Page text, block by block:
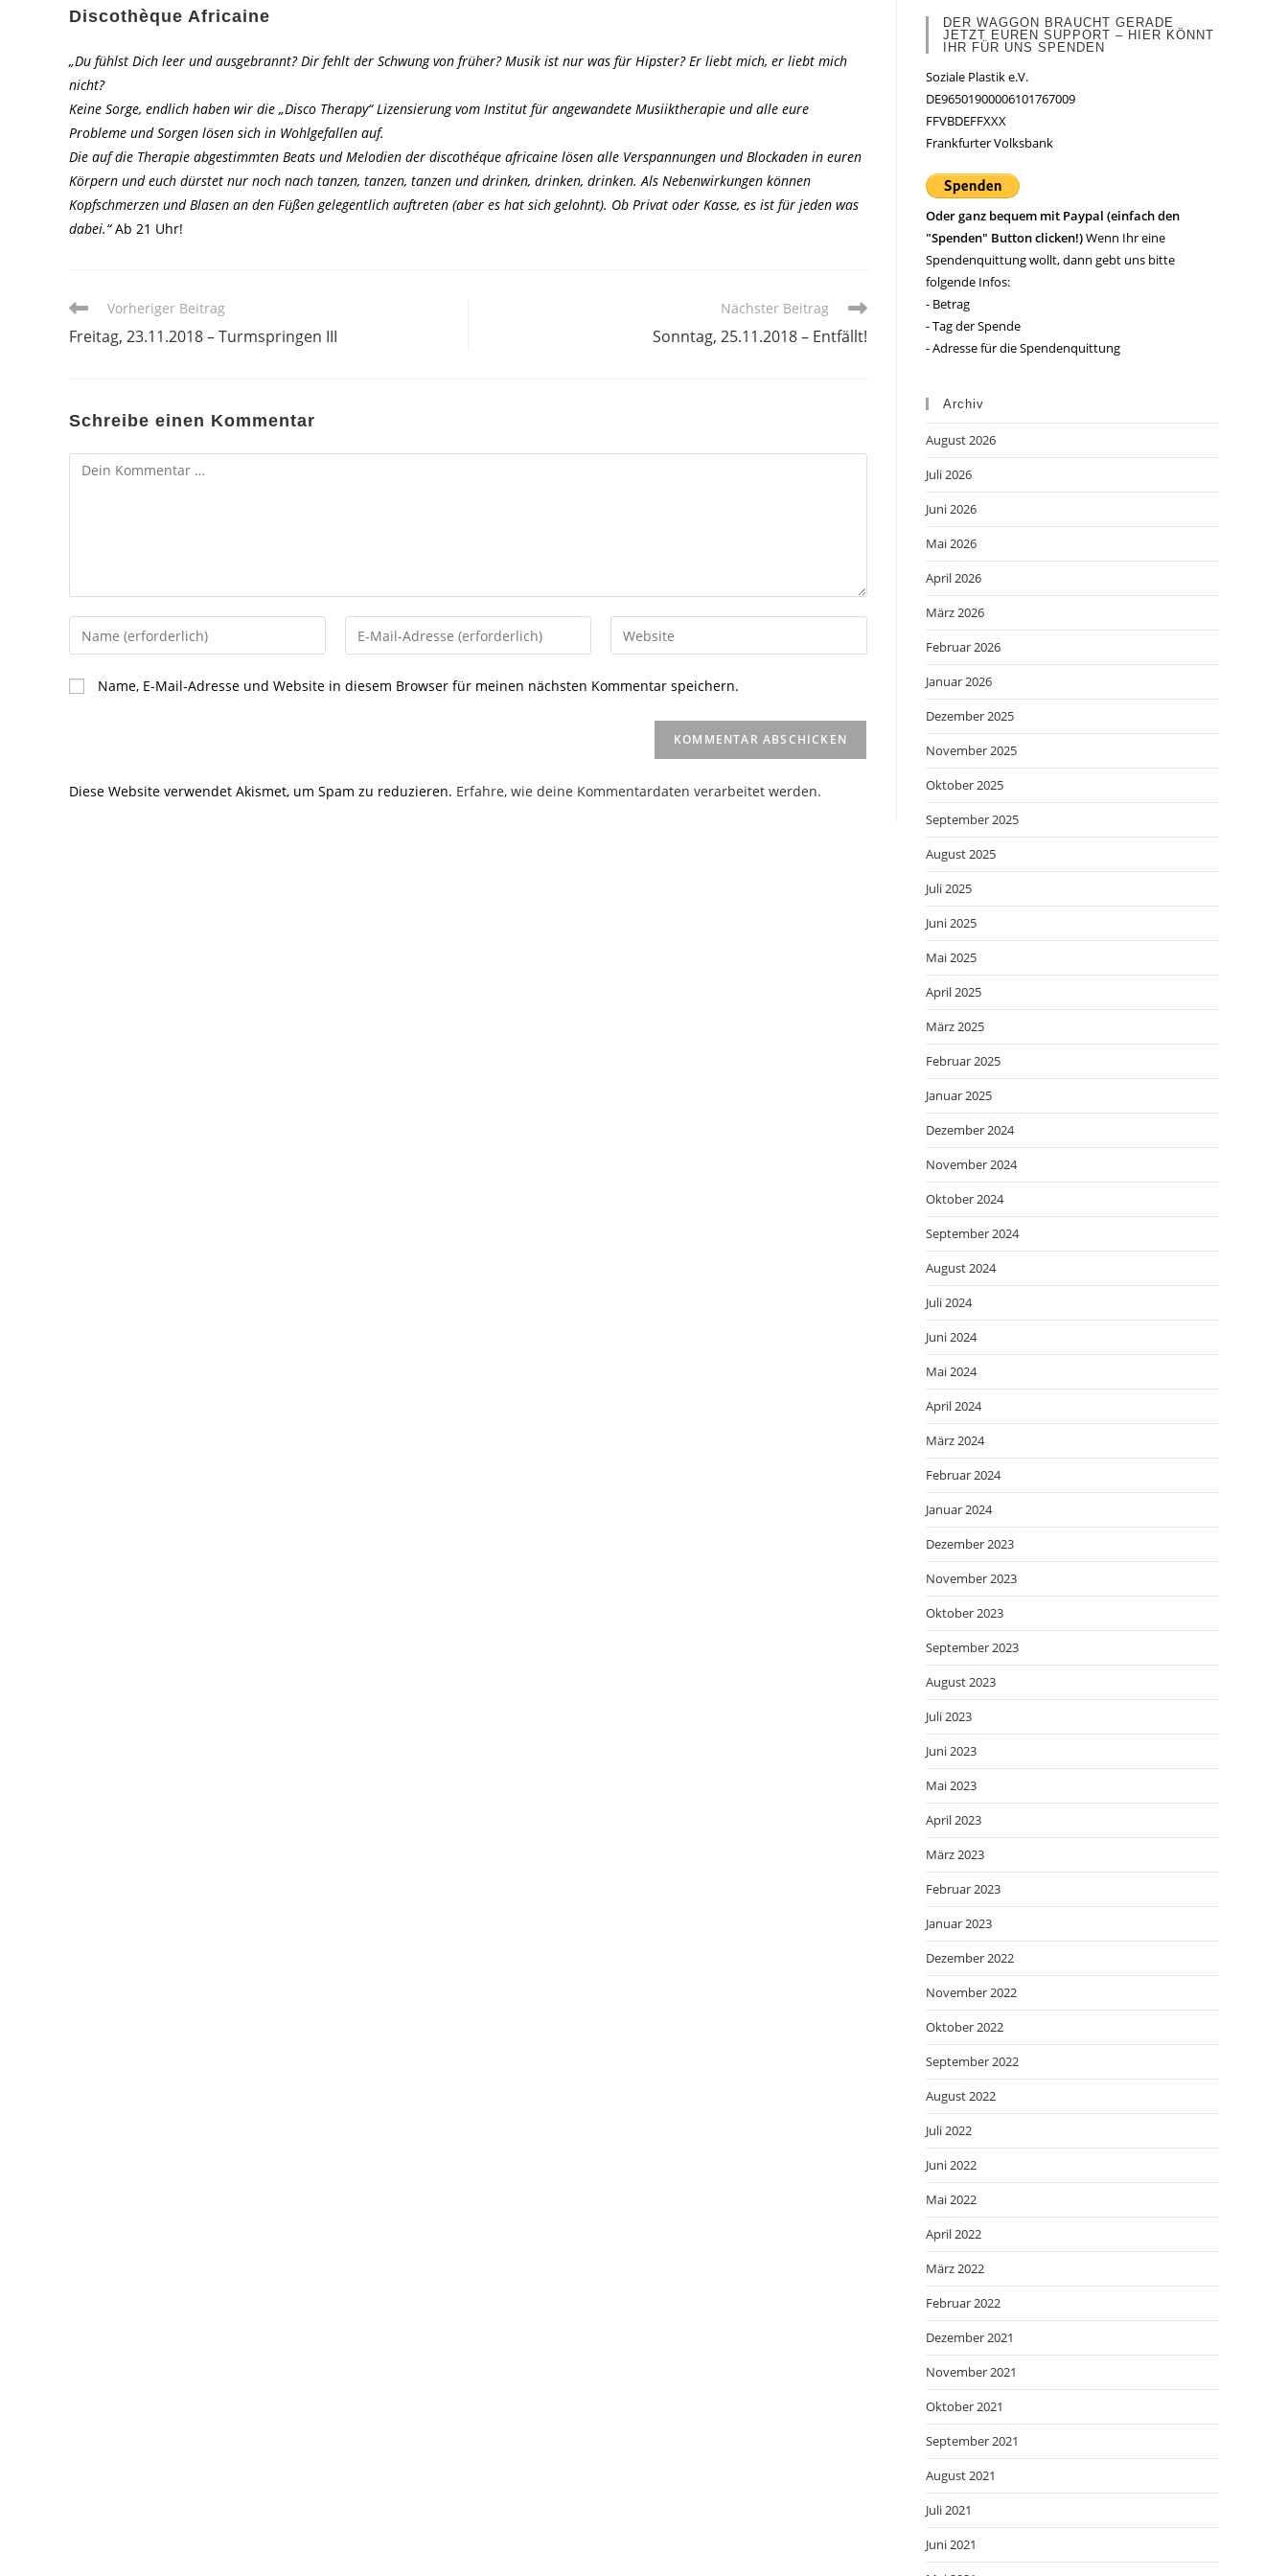
Discothèque Africaine
„Du fühlst Dich leer und ausgebrannt? Dir fehlt der Schwung von früher? Musik ist nur was für Hipster? Er liebt mich, er liebt mich
nicht?
Keine Sorge, endlich haben wir die „Disco Therapy“ Lizensierung vom Institut für angewandete Musiiktherapie und alle eure
Probleme und Sorgen lösen sich in Wohlgefallen auf.
Die auf die Therapie abgestimmten Beats und Melodien der discothéque africaine lösen alle Verspannungen und Blockaden in euren
Körpern und euch dürstet nur noch nach tanzen, tanzen, tanzen und drinken, drinken, drinken. Als Nebenwirkungen können
Kopfschmerzen und Blasen an den Füßen gelegentlich auftreten (aber es hat sich gelohnt). Ob Privat oder Kasse, es ist für jeden was
dabei.“Ab 21 Uhr!
Weitere
ansehen
Vorheriger Beitrag
Freitag, 23.11.2018 – Turmspringen III
Nächster Beitrag
Sonntag, 25.11.2018 – Entfällt!
Schreibe einen Kommentar
Kommentar
Gib
deinen
Namen
oder
ein
Gib
deine
ein
Gib
deine
Name, E-Mail-Adresse und Website in diesem Browser für meinen nächsten Kommentar speichern.
Diese Website verwendet Akismet, um Spam zu reduzieren. Erfahre, wie deine Kommentardaten verarbeitet werden.
DER WAGGON BRAUCHT GERADE
JETZT EUREN SUPPORT – HIER KÖNNT
IHR FÜR UNS SPENDEN
Soziale Plastik e.V.
DE96501900006101767009
FFVBDEFFXXX
Frankfurter Volksbank
Oder ganz bequem mit Paypal (einfach den
"Spenden" Button clicken!)Wenn Ihr eine
Spendenquittung wollt, dann gebt uns bitte
folgende Infos:
- Betrag
- Tag der Spende
- Adresse für die Spendenquittung
Archiv
August 2026
Juli 2026
Juni 2026
Mai 2026
April 2026
März 2026
Februar 2026
Januar 2026
Dezember 2025
November 2025
Oktober 2025
September 2025
August 2025
Juli 2025
Juni 2025
Mai 2025
April 2025
März 2025
Februar 2025
Januar 2025
Dezember 2024
November 2024
Oktober 2024
September 2024
August 2024
Juli 2024
Juni 2024
Mai 2024
April 2024
März 2024
Februar 2024
Januar 2024
Dezember 2023
November 2023
Oktober 2023
September 2023
August 2023
Juli 2023
Juni 2023
Mai 2023
April 2023
März 2023
Februar 2023
Januar 2023
Dezember 2022
November 2022
Oktober 2022
September 2022
August 2022
Juli 2022
Juni 2022
Mai 2022
April 2022
März 2022
Februar 2022
Dezember 2021
November 2021
Oktober 2021
September 2021
August 2021
Juli 2021
Juni 2021